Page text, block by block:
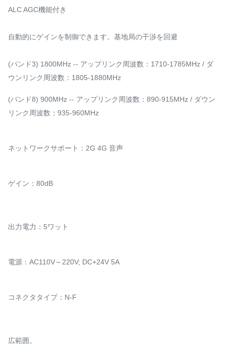
ALC AGC機能付き
自動的にゲインを制御できます。基地局の干渉を回避
(バンド3) 1800MHz -- アップリンク周波数：1710-1785MHz / ダ
ウンリンク周波数：1805-1880MHz
(バンド8) 900MHz -- アップリンク周波数：890-915MHz / ダウン
リンク周波数：935-960MHz
ネットワークサポート：2G 4G 音声
ゲイン：80dB
出力電力：5ワット
電源：AC110V～220V; DC+24V 5A
コネクタタイプ：N-F
広範囲。